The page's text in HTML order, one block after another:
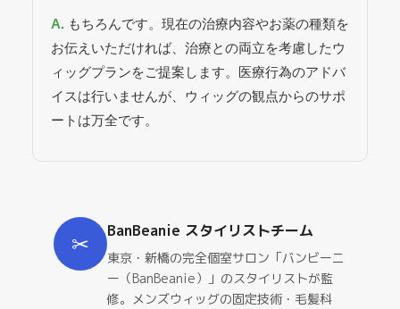
もちろんです。現在の治療内容やお薬の種類を
お伝えいただければ、治療との両立を考慮したウ
ィッグプランをご提案します。医療行為のアドバ
イスは行いませんが、ウィッグの観点からのサポ
ートは万全です。
✂
BanBeanie スタイリストチーム
東京・新橋の完全個室サロン「バンビーニ
ー（BanBeanie）」のスタイリストが監
修。メンズウィッグの固定技術・毛髪科